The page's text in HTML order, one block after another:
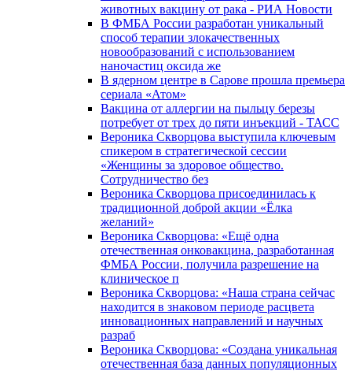
животных вакцину от рака - РИА Новости
В ФМБА России разработан уникальный
способ терапии злокачественных
новообразований с использованием
наночастиц оксида же
В ядерном центре в Сарове прошла премьера
сериала «Атом»
Вакцина от аллергии на пыльцу березы
потребует от трех до пяти инъекций - ТАСС
Вероника Скворцова выступила ключевым
спикером в стратегической сессии
«Женщины за здоровое общество.
Сотрудничество без
Вероника Скворцова присоединилась к
традиционной доброй акции «Ёлка
желаний»
Вероника Скворцова: «Ещё одна
отечественная онковакцина, разработанная
ФМБА России, получила разрешение на
клиническое п
Вероника Скворцова: «Наша страна сейчас
находится в знаковом периоде расцвета
инновационных направлений и научных
разраб
Вероника Скворцова: «Создана уникальная
отечественная база данных популяционных